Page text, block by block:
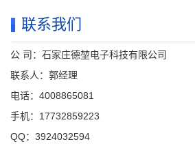
联系我们
公 司：石家庄德堃电子科技有限公司
联系人：郭经理
电话：4008865081
手机：17732859223
QQ：3924032594